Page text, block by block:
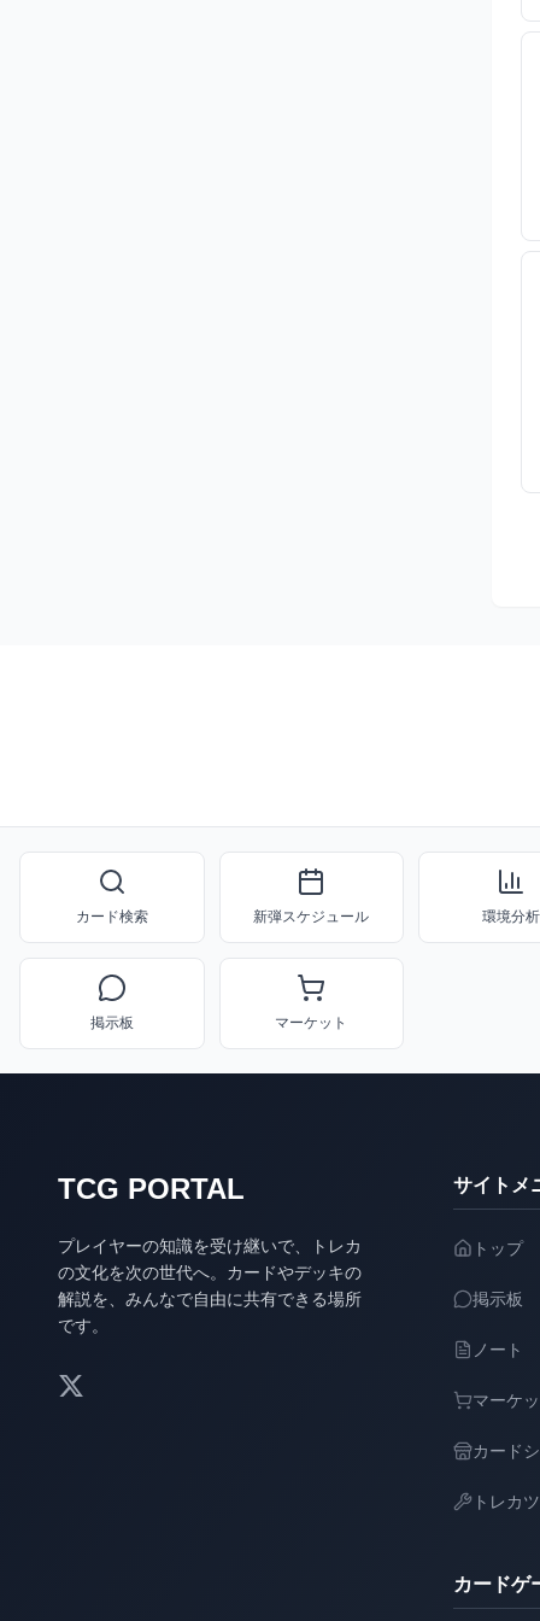
カード検索 新弾スケジュール 環境分析
掲示板 マーケット
TCG PORTAL
プレイヤーの知識を受け継いで、トレカ
の文化を次の世代へ。カードやデッキの
解説を、みんなで自由に共有できる場所
です。
サイトメ
トップ
掲示板
ノート
マーケ
カード
トレカ
カードゲ